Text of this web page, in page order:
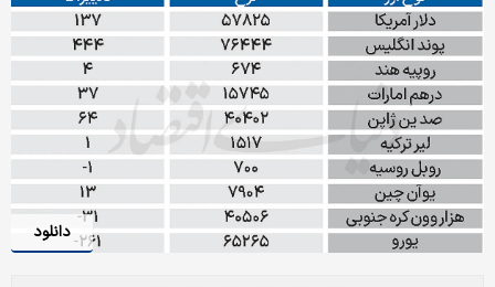
دانلود